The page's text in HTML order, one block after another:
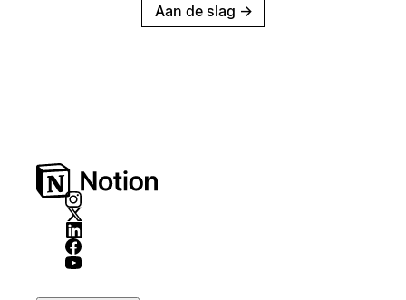
Aan de slag →